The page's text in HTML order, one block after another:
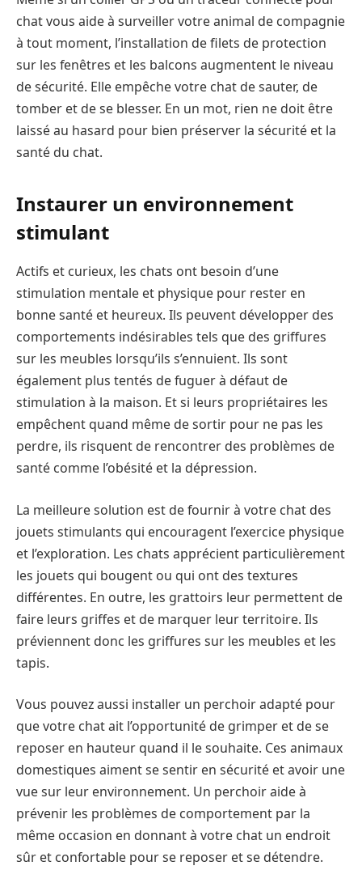
chat vous aide à surveiller votre animal de compagnie
à tout moment, l’installation de filets de protection
sur les fenêtres et les balcons augmentent le niveau
de sécurité. Elle empêche votre chat de sauter, de
tomber et de se blesser. En un mot, rien ne doit être
laissé au hasard pour bien préserver la sécurité et la
santé du chat.
Instaurer un environnement
stimulant
Actifs et curieux, les chats ont besoin d’une
stimulation mentale et physique pour rester en
bonne santé et heureux. Ils peuvent développer des
comportements indésirables tels que des griffures
sur les meubles lorsqu’ils s’ennuient. Ils sont
également plus tentés de fuguer à défaut de
stimulation à la maison. Et si leurs propriétaires les
empêchent quand même de sortir pour ne pas les
perdre, ils risquent de rencontrer des problèmes de
santé comme l’obésité et la dépression.
La meilleure solution est de fournir à votre chat des
jouets stimulants qui encouragent l’exercice physique
et l’exploration. Les chats apprécient particulièrement
les jouets qui bougent ou qui ont des textures
différentes. En outre, les grattoirs leur permettent de
faire leurs griffes et de marquer leur territoire. Ils
préviennent donc les griffures sur les meubles et les
tapis.
Vous pouvez aussi installer un perchoir adapté pour
que votre chat ait l’opportunité de grimper et de se
reposer en hauteur quand il le souhaite. Ces animaux
domestiques aiment se sentir en sécurité et avoir une
vue sur leur environnement. Un perchoir aide à
prévenir les problèmes de comportement par la
même occasion en donnant à votre chat un endroit
sûr et confortable pour se reposer et se détendre.